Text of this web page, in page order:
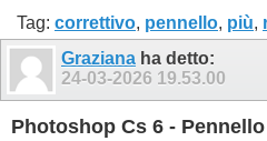
Tag: correttivo, pennello, più,
Graziana ha detto:
24-03-2026 19.53.00
Photoshop Cs 6 -